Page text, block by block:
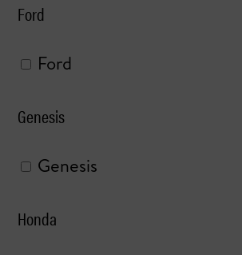
Ford
Ford
Genesis
Genesis
Honda